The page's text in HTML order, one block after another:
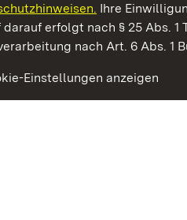
Ihre
erfolgt nach § 25 Abs.
nach Art. 6 Abs. 1
Einstellungen anzeigen
Staunen. Genießen.